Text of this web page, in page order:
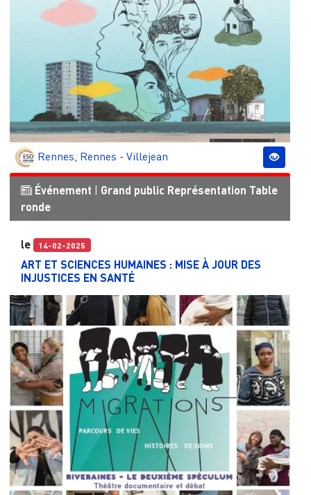
Rennes, Rennes - Villejean
Événement Grand public Représentation Table
ronde
le 14-02-2025
ART ET SCIENCES HUMAINES : MISE À JOUR DES
INJUSTICES EN SANTÉ